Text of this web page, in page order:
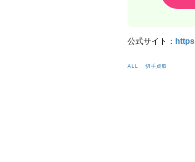
公式サイト：
ALL 切手買取